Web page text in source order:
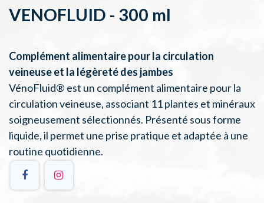
VENOFLUID - 300 ml
Complément alimentaire pour la circulation
veineuse et la légèreté des jambes
VénoFluid® est un complément alimentaire pour la
circulation veineuse, associant 11 plantes et minéraux
soigneusement sélectionnés. Présenté sous forme
liquide, il permet une prise pratique et adaptée à une
routine quotidienne.